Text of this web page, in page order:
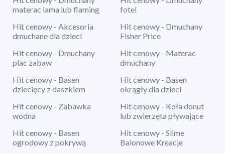
materac lama lub flaming
fotel
Hit cenowy - Akcesoria
dmuchane dla dzieci
Hit cenowy - Dmuchany
Fisher Price
Hit cenowy - Dmuchany
plac zabaw
Hit cenowy - Materac
dmuchany
Hit cenowy - Basen
dziecięcy z daszkiem
Hit cenowy - Basen
okrągły dla dzieci
Hit cenowy - Zabawka
wodna
Hit cenowy - Koła donut
lub zwierzęta pływające
Hit cenowy - Basen
ogrodowy z pokrywą
Hit cenowy - Slime
Balonowe Kreacje